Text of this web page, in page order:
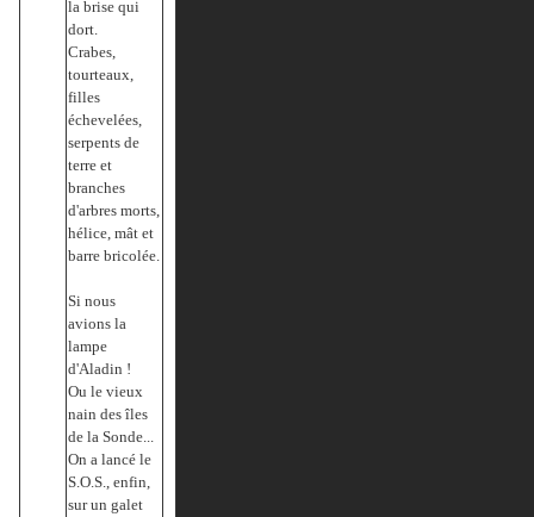
la brise qui
dort.
Crabes,
tourteaux,
filles
échevelées,
serpents de
terre et
branches
d'arbres morts,
hélice, mât et
barre bricolée.
Si nous
avions la
lampe
d'Aladin !
Ou le vieux
nain des îles
de la Sonde...
On a lancé le
S.O.S., enfin,
sur un galet